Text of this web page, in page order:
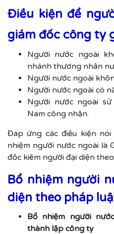
Điều kiện để
giám đốc công ty
Người nước ngoài
nhánh thương nhân
Người nước ngoài
Người nước ngoài có
Người nước ngoài
Nam công nhận.
Đáp ứng các điều kiện
nhiệm người nước ngoài là
đốc kiêm người đại diện
Bổ nhiệm người
diện theo pháp
Bổ nhiệm người
thành lập công ty